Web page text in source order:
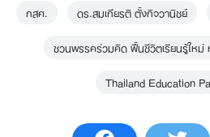
กสศ. ดร.สมเกียรติ ตั้งกิจวานิชย์
ชวนพรรคร่วมคิด ฟื้นชีวิตเรียนรู้ใหม่
Thailand Education